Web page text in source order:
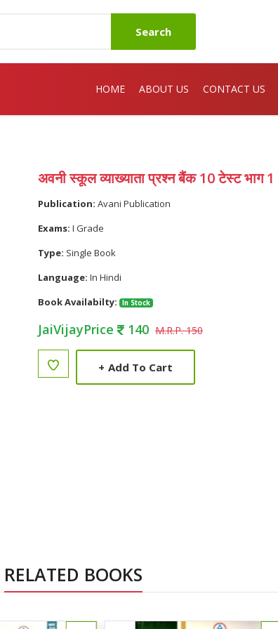
Search
HOME ABOUT US CONTACT US
अवनी स्कूल व्याख्याता प्रश्न बैंक 10 टेस्ट भाग 1
Publication: Avani Publication
Exams: I Grade
Type: Single Book
Language: In Hindi
Book Availabilty:
In Stock
JaiVijayPrice 140 M.R.P. 150
+ Add To Cart
RELATED BOOKS